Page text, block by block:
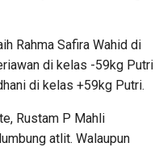
Rahma Safira Wahid di
di kelas -59kg Putri
di kelas +59kg Putri.
Rustam P Mahli
atlit. Walaupun